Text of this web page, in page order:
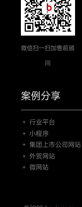
微信扫一扫加售前顾
问
案例分享
＋ 行业平台
＋ 小程序
＋ 集团上市公司网站
＋ 外贸网站
＋ 微网站